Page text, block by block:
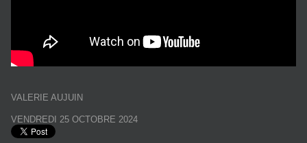
VALERIE AUJUIN
VENDREDI 25 OCTOBRE 2024